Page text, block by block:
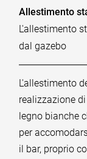
Allestimento
L'allestimento
dal gazebo
L'allestimento
realizzazione
legno bianche
per
il bar, proprio